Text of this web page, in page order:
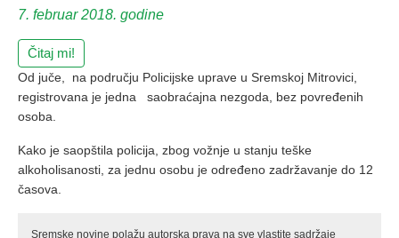
7. februar 2018. godine
Čitaj mi!
Od juče, na području Policijske uprave u Sremskoj Mitrovici,
registrovana je jedna saobraćajna nezgoda, bez povređenih
osoba.
Kako je saopštila policija, zbog vožnje u stanju teške
alkoholisanosti, za jednu osobu je određeno zadržavanje do 12
časova.
Sremske novine polažu autorska prava na sve vlastite sadržaje